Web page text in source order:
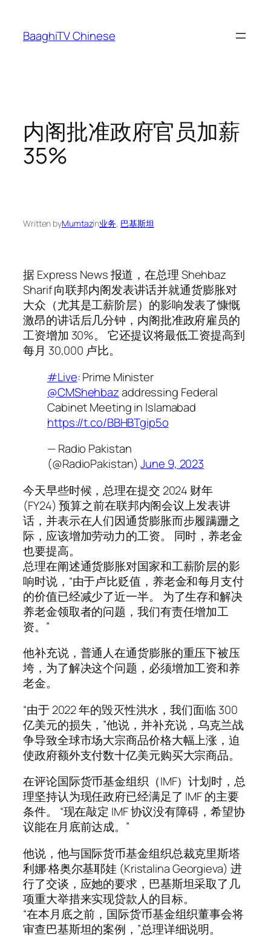
content
BaaghiTV Chinese
内阁批准政府官员加薪
35%
Written byMumtazin业务, 巴基斯坦
据 Express News 报道，在总理 Shehbaz
Sharif 向联邦内阁发表讲话并就通货膨胀对
大众（尤其是工薪阶层）的影响发表了慷慨
激昂的讲话后几分钟，内阁批准政府雇员的
工资增加 30%。 它还提议将最低工资提高到
每月 30,000 卢比。
#Live: Prime Minister
@CMShehbazaddressing Federal
Cabinet Meeting in Islamabad
https://t.co/BBHBTgip5o
— Radio Pakistan
(@RadioPakistan)June 9, 2023
今天早些时候，总理在提交 2024 财年
(FY24) 预算之前在联邦内阁会议上发表讲
话，并表示在人们因通货膨胀而步履蹒跚之
际，应该增加劳动力的工资。 同时，养老金
也要提高。
总理在阐述通货膨胀对国家和工薪阶层的影
响时说，“由于卢比贬值，养老金和每月支付
的价值已经减少了近一半。 为了生存和解决
养老金领取者的问题，我们有责任增加工
资。”
他补充说，普通人在通货膨胀的重压下被压
垮，为了解决这个问题，必须增加工资和养
老金。
“由于 2022 年的毁灭性洪水，我们面临 300
亿美元的损失，”他说，并补充说，乌克兰战
争导致全球市场大宗商品价格大幅上涨，迫
使政府额外支付数十亿美元购买大宗商品。
在评论国际货币基金组织（IMF）计划时，总
理坚持认为现任政府已经满足了 IMF 的主要
条件。 “现在敲定 IMF 协议没有障碍，希望协
议能在月底前达成。”
他说，他与国际货币基金组织总裁克里斯塔
利娜·格奥尔基耶娃 (Kristalina Georgieva) 进
行了交谈，应她的要求，巴基斯坦采取了几
项重大举措来实现贷款人的目标。
“在本月底之前，国际货币基金组织董事会将
审查巴基斯坦的案例，”总理详细说明。